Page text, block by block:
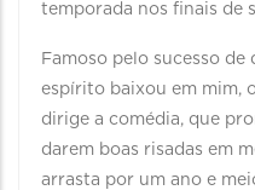
temporada nos finais de
Famoso pelo sucesso de
espírito baixou em mim,
dirige a comédia, que
darem boas risadas em
arrasta por um ano e